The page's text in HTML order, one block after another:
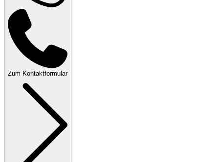
Zum Kontaktformular